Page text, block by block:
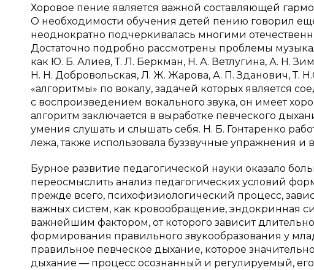
Хоровое пение является важной составляющей
О необходимости обучения детей пению говорил
неоднократно подчеркивалась многими
Достаточно подробно рассмотрены проблемы
как Ю. Б. Алиев, Т. Л. Беркман, Н. А. Ветлугина, А. Н.
Н. Н. Добровольская, Л. Ж. Жарова, А. П. Зданович, Т.
«алгоритмы» по вокалу, задачей которых является
с воспроизведением вокального звука, он имеет
алгоритм заключается в выработке певческого
умения слушать и слышать себя. Н. Б. Гонтаренко
лежа, также использовала буззвучные упражнения и
Бурное развитие педагогической науки оказало
переосмыслить анализ педагогических условий
прежде всего, психофизиологический процесс,
важных систем, как кровообращение, эндокринная
важнейшим фактором, от которого зависит
формирования правильного звукообразования у
правильное певческое дыхание, которое
дыхание — процесс осознанный и регулируемый,